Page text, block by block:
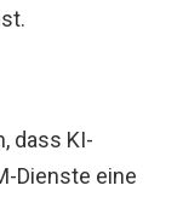
dass KI-
Dienste eine